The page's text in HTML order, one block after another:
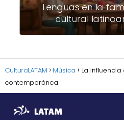
Lenguas en la
cultural
CulturaLATAM Música
La
contemporánea